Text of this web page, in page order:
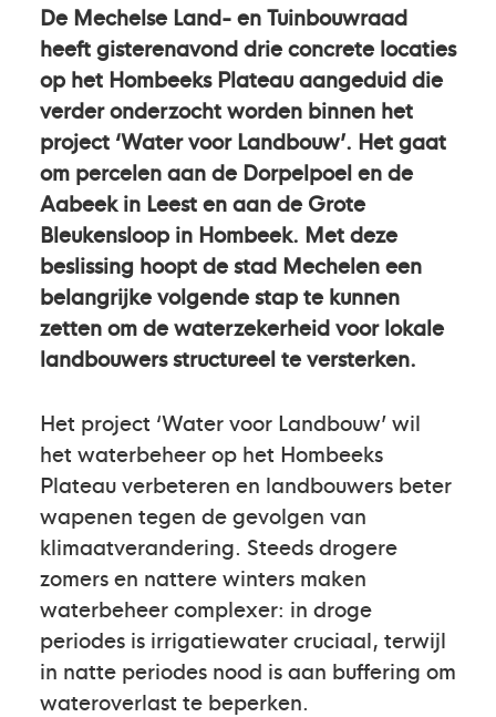
De Mechelse Land- en Tuinbouwraad
heeft gisterenavond drie concrete locaties
op het Hombeeks Plateau aangeduid die
verder onderzocht worden binnen het
project ‘Water voor Landbouw’. Het gaat
om percelen aan de Dorpelpoel en de
Aabeek in Leest en aan de Grote
Bleukensloop in Hombeek. Met deze
beslissing hoopt de stad Mechelen een
belangrijke volgende stap te kunnen
zetten om de waterzekerheid voor lokale
landbouwers structureel te versterken.
Het project ‘Water voor Landbouw’ wil
het waterbeheer op het Hombeeks
Plateau verbeteren en landbouwers beter
wapenen tegen de gevolgen van
klimaatverandering. Steeds drogere
zomers en nattere winters maken
waterbeheer complexer: in droge
periodes is irrigatiewater cruciaal, terwijl
in natte periodes nood is aan buffering om
wateroverlast te beperken.